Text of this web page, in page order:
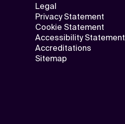
Legal
Privacy Statement
Cookie Statement
Accessibility Statement
Accreditations
Sitemap